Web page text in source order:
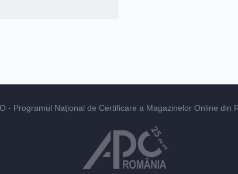
- Programul Național de Certificare a Magazinelor Online din